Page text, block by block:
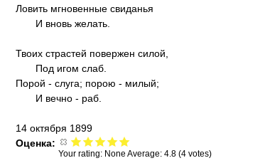
Ловить мгновенные свиданья
И вновь желать.
Твоих страстей повержен силой,
Под игом слаб.
Порой - слуга; порою - милый;
И вечно - раб.
14 октября 1899
Оценка:
Your rating: None Average: 4.8 (4 votes)